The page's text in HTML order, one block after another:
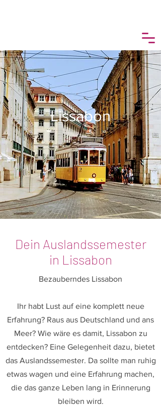
Lissabon
Dein Auslandssemester
in Lissabon
Bezauberndes Lissabon
Ihr habt Lust auf eine komplett neue
Erfahrung? Raus aus Deutschland und ans
Meer? Wie wäre es damit, Lissabon zu
entdecken? Eine Gelegenheit dazu, bietet
das Auslandssemester. Da sollte man ruhig
etwas wagen und eine Erfahrung machen,
die das ganze Leben lang in Erinnerung
bleiben wird.